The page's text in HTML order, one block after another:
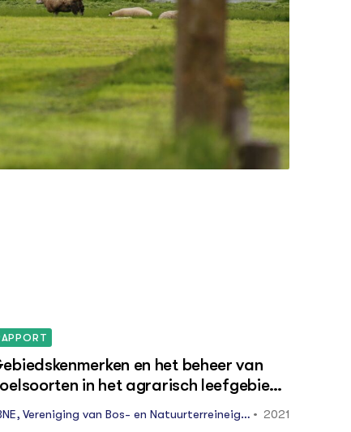
gaan worden en deze te toetsen
en landschappelijke kwaliteit.
en het beheer van
in het agrarisch leefgebied
dooradering" : specifiek sloten in
veenweidegebied
Vereniging van Bos- en Natuurterreineige
2021